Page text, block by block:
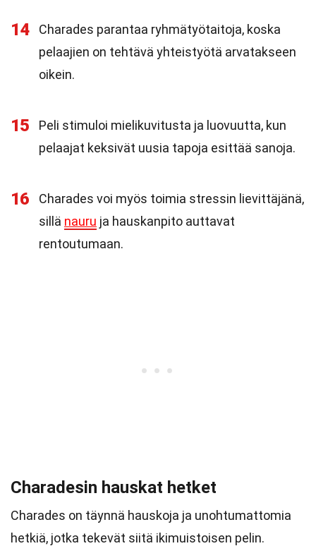
14
Charades parantaa ryhmätyötaitoja, koska
pelaajien on tehtävä yhteistyötä arvatakseen
oikein.
15
Peli stimuloi mielikuvitusta ja luovuutta, kun
pelaajat keksivät uusia tapoja esittää sanoja.
16
Charades voi myös toimia stressin lievittäjänä,
sillä nauru ja hauskanpito auttavat
rentoutumaan.
Charadesin hauskat hetket
Charades on täynnä hauskoja ja unohtumattomia
hetkiä, jotka tekevät siitä ikimuistoisen pelin.